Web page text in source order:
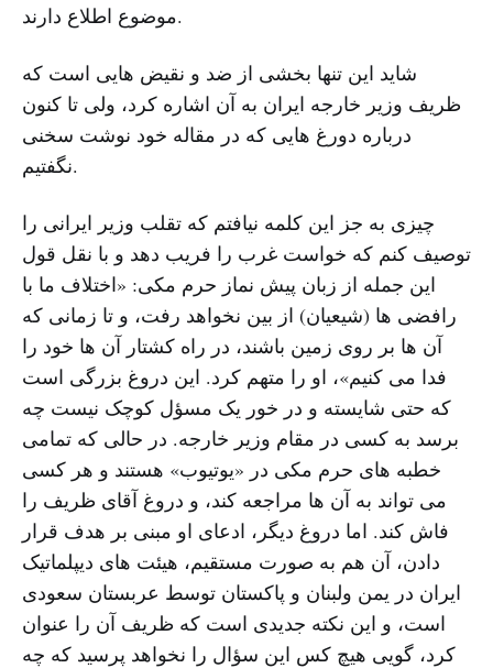
موضوع اطلاع دارند.
شاید این تنها بخشی از ضد و نقیض هایی است که
ظریف وزیر خارجه ایران به آن اشاره کرد، ولی تا کنون
درباره دورغ هایی که در مقاله خود نوشت سخنی
نگفتیم.
چیزی به جز این کلمه نیافتم که تقلب وزیر ایرانی را
توصیف کنم که خواست غرب را فریب دهد و با نقل قول
این جمله از زبان پیش نماز حرم مکی: «اختلاف ما با
رافضی ها (شیعیان) از بین نخواهد رفت، و تا زمانی که
آن ها بر روی زمین باشند، در راه کشتار آن ها خود را
فدا می کنیم»، او را متهم کرد. این دروغ بزرگی است
که حتی شایسته و در خور یک مسؤل کوچک نیست چه
برسد به کسی در مقام وزیر خارجه. در حالی که تمامی
خطبه های حرم مکی در «یوتیوب» هستند و هر کسی
می تواند به آن ها مراجعه کند، و دروغ آقای ظریف را
فاش کند. اما دروغ دیگر، ادعای او مبنی بر هدف قرار
دادن، آن هم به صورت مستقیم، هیئت های دیپلماتیک
ایران در یمن ولبنان و پاکستان توسط عربستان سعودی
است، و این نکته جدیدی است که ظریف آن را عنوان
کرد، گویی هیچ کس این سؤال را نخواهد پرسید که چه